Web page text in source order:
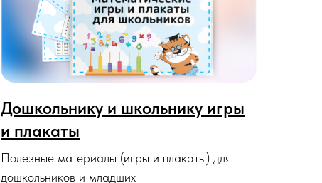
Дошкольнику и школьнику игры
и плакаты
Полезные материалы (игры и плакаты) для
дошкольников и младших